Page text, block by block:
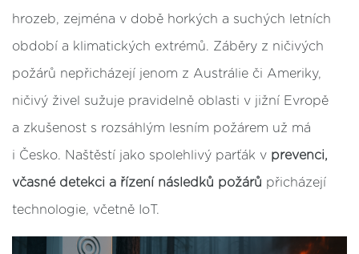
hrozeb, zejména v době horkých a suchých letních
období a klimatických extrémů. Záběry z ničivých
požárů nepřicházejí jenom z Austrálie či Ameriky,
ničivý živel sužuje pravidelně oblasti v jižní Evropě
a zkušenost s rozsáhlým lesním požárem už má
i Česko. Naštěstí jako spolehlivý parťák v prevenci,
včasné detekci a řízení následků požárů přicházejí
technologie, včetně IoT.